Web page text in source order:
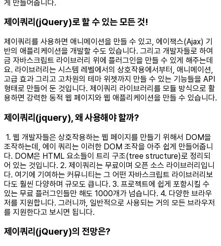
게 만들어줍니다. ​ ​
제이쿼리(jQuery)로 할 수 있는 모든 것!
제이쿼리를 사용하면 애니메이션을 만들 수 있고, 에이잭스(Ajax) 기
반의 애플리케이션을 개발할 수도 있습니다. 그리고 개발자들로 하여
금 자바스크립트 라이브러리 위에 플러그인을 만들 수 있게 해주는데
요. 라이브러리는 시스템 레벨에서의 상호작용에서부터, 애니메이션,
고급 효과 그리고 고차원의 테마 위젯까지 만들 수 있는 기능들을 API
형태로 만들어 둔 것입니다. 제이쿼리 라이브러리를 모듈 방식으로 활
용하면 강력한 동적 웹 페이지와 웹 애플리케이션을 만들 수 있습니다. ​
제이쿼리(jquery), 왜 사용해야 할까?
1. 웹 개발자들은 상호작용하는 웹 페이지를 만들기 위해서 DOM을
조작하는데, 에이 쿼리는 이러한 DOM 조작을 아주 쉽게 만들어줍니
다. DOM은 HTML 요소들이 트리 구조(tree structure)로 정리되
어 있는 것입니다. 2. 제이쿼리는 무료이며 오픈 소스 라이브러리입니
다. 여기에 기여하는 커뮤니티는 그 어떤 자바스크립트 라이브러리보
다도 훨씬 다양하며 규모도 큽니다. 3. 프로젝트에 쉽게 포함시킬 수
있는 무료 플러그인들만 해도 1000개가 넘습니다. 4. 다양한 브라우
저를 지원합니다. 그러니까, 일반적으로 사용되는 거의 모든 브라우저
를 지원한다고 보시면 됩니다. ​
제이쿼리(jQuery)의 전망은?